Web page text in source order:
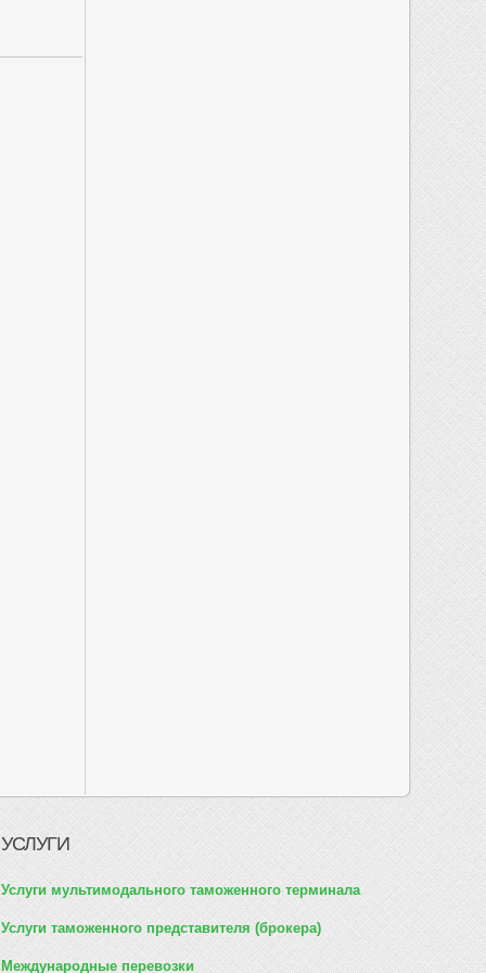
УСЛУГИ
Услуги мультимодального таможенного терминала
Услуги таможенного представителя (брокера)
Международные перевозки